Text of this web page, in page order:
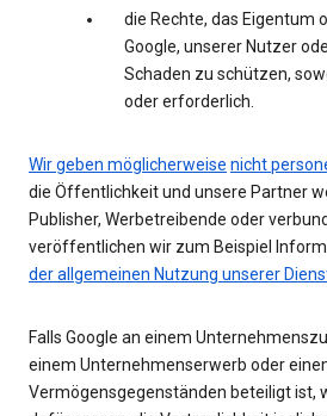
die Rechte, das Eigentum
Google, unserer Nutzer
Schaden zu schützen,
oder erforderlich.
Wir geben möglicherweise nicht
die Öffentlichkeit und unsere Partner
Publisher, Werbetreibende oder
veröffentlichen wir zum Beispiel
der allgemeinen Nutzung unserer
Falls Google an einem
einem Unternehmenserwerb oder
Vermögensgegenständen beteiligt ist,